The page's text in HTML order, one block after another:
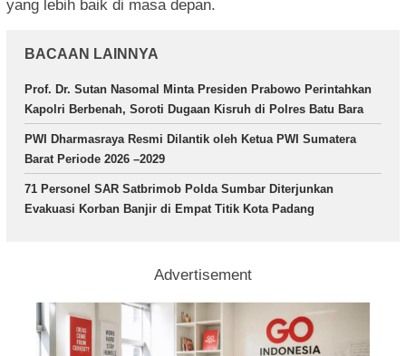
yang lebih baik di masa depan.
BACAAN LAINNYA
Prof. Dr. Sutan Nasomal Minta Presiden Prabowo Perintahkan
Kapolri Berbenah, Soroti Dugaan Kisruh di Polres Batu Bara
PWI Dharmasraya Resmi Dilantik oleh Ketua PWI Sumatera
Barat Periode 2026 –2029
71 Personel SAR Satbrimob Polda Sumbar Diterjunkan
Evakuasi Korban Banjir di Empat Titik Kota Padang
Advertisement